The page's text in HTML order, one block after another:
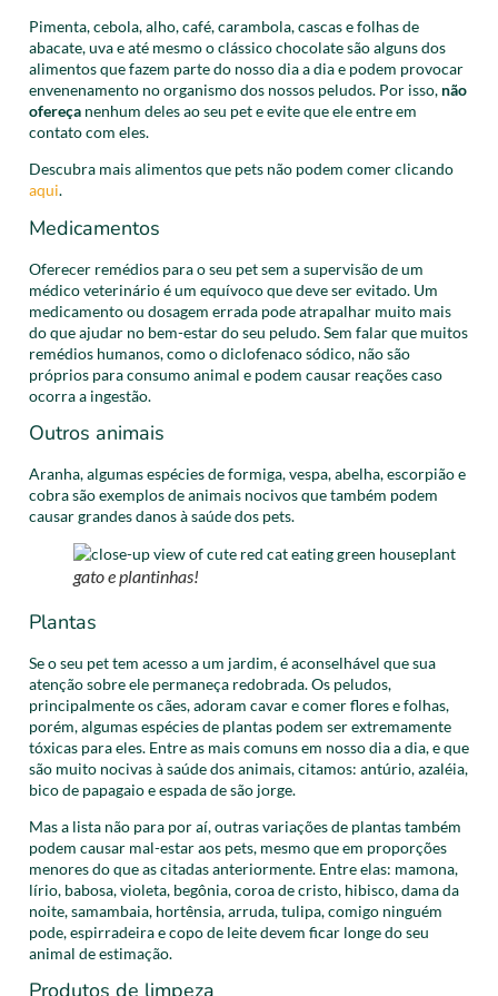
Pimenta, cebola, alho, café, carambola, cascas e folhas de
abacate, uva e até mesmo o clássico chocolate são alguns dos
alimentos que fazem parte do nosso dia a dia e podem provocar
envenenamento no organismo dos nossos peludos. Por isso, não
ofereça nenhum deles ao seu pet e evite que ele entre em
contato com eles.
Descubra mais alimentos que pets não podem comer clicando
aqui.
Medicamentos
Oferecer remédios para o seu pet sem a supervisão de um
médico veterinário é um equívoco que deve ser evitado. Um
medicamento ou dosagem errada pode atrapalhar muito mais
do que ajudar no bem-estar do seu peludo. Sem falar que muitos
remédios humanos, como o diclofenaco sódico, não são
próprios para consumo animal e podem causar reações caso
ocorra a ingestão.
Outros animais
Aranha, algumas espécies de formiga, vespa, abelha, escorpião e
cobra são exemplos de animais nocivos que também podem
causar grandes danos à saúde dos pets.
gato e plantinhas!
Plantas
Se o seu pet tem acesso a um jardim, é aconselhável que sua
atenção sobre ele permaneça redobrada. Os peludos,
principalmente os cães, adoram cavar e comer flores e folhas,
porém, algumas espécies de plantas podem ser extremamente
tóxicas para eles. Entre as mais comuns em nosso dia a dia, e que
são muito nocivas à saúde dos animais, citamos: antúrio, azaléia,
bico de papagaio e espada de são jorge.
Mas a lista não para por aí, outras variações de plantas também
podem causar mal-estar aos pets, mesmo que em proporções
menores do que as citadas anteriormente. Entre elas: mamona,
lírio, babosa, violeta, begônia, coroa de cristo, hibisco, dama da
noite, samambaia, hortênsia, arruda, tulipa, comigo ninguém
pode, espirradeira e copo de leite devem ficar longe do seu
animal de estimação.